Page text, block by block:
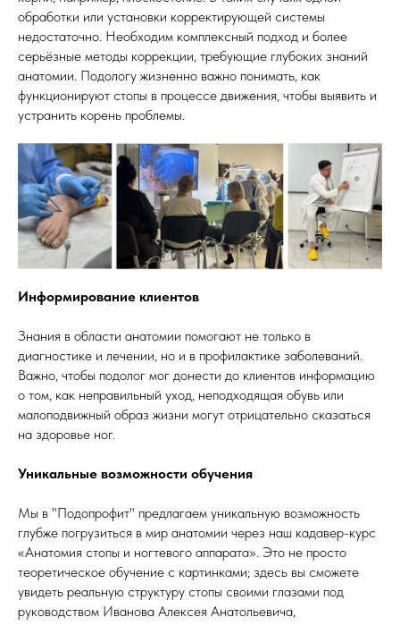
обработки или установки корректирующей системы
недостаточно. Необходим комплексный подход и более
серьёзные методы коррекции, требующие глубоких знаний
анатомии. Подологу жизненно важно понимать, как
функционируют стопы в процессе движения, чтобы выявить и
устранить корень проблемы.
Информирование клиентов
Знания в области анатомии помогают не только в
диагностике и лечении, но и в профилактике заболеваний.
Важно, чтобы подолог мог донести до клиентов информацию
о том, как неправильный уход, неподходящая обувь или
малоподвижный образ жизни могут отрицательно сказаться
на здоровье ног.
Уникальные возможности обучения
Мы в "Подопрофит" предлагаем уникальную возможность
глубже погрузиться в мир анатомии через наш кадaвер-курс
«Анатомия стопы и ногтевого аппарата». Это не просто
теоретическое обучение с картинками; здесь вы сможете
увидеть реальную структуру стопы своими глазами под
руководством Иванова Алексея Анатольевича,